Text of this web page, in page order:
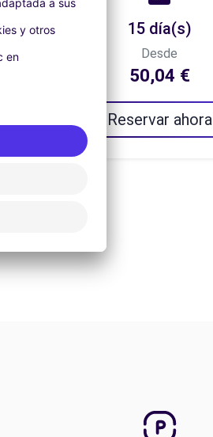
15 día(s)
Desde
50,04 €
Reservar ahora